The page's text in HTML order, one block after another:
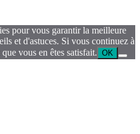
pour vous garantir la meilleure
et d'astuces. Si vous continuez à
vous en êtes satisfait. OK